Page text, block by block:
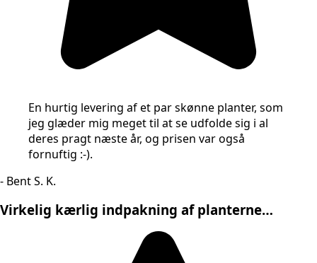
En hurtig levering af et par skønne planter, som
jeg glæder mig meget til at se udfolde sig i al
deres pragt næste år, og prisen var også
fornuftig :-).
- Bent S. K.
Virkelig kærlig indpakning af planterne…